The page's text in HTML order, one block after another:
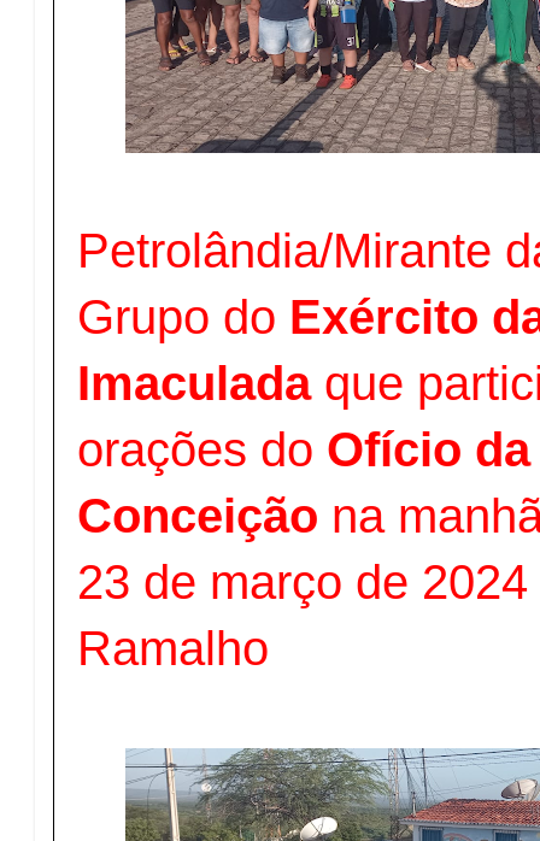
Petrolândia/Mirante
Grupo do Exército
Imaculadaque
orações do Ofício
Conceição na
23 de março de
Ramalho